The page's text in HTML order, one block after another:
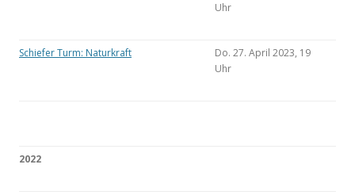
Uhr
Schiefer Turm: Naturkraft
Do. 27. April 2023, 19
Uhr
2022